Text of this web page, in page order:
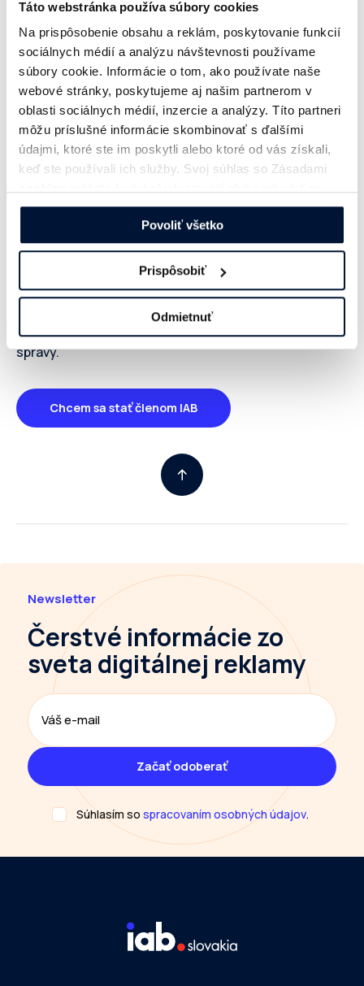
Táto webstránka používa súbory cookies
Na prispôsobenie obsahu a reklám, poskytovanie funkcií
sociálnych médií a analýzu návštevnosti používame
súbory cookie. Informácie o tom, ako používate naše
webové stránky, poskytujeme aj našim partnerom v
oblasti sociálnych médií, inzercie a analýzy. Títo partneri
môžu príslušné informácie skombinovať s ďalšími
údajmi, ktoré ste im poskytli alebo ktoré od vás získali,
keď ste používali ich služby. Svoj súhlas so Zásadami
našej webovej stránke.
Povoliť všetko
Prispôsobiť
Odmietnuť
digitálnych prácDigital Pie. Sme súčasťou veľtrhu
práceProfesia Days, kde vo vlastnom bloku
prednášok o digitálnom marketingu šírime povedomie
o rôznych možnostiach pracovných pozícií v digitále.
#5Informujeme o dianína digital trhu
na Slovensku a vo svete.
Prinášame najnovšie správy z digitálu
prostredníctvom týždenníku o digital novinkách (ktorý
odoberá už viac ako 500 nadšencov slovenského
onlinu) a našich sociálnych sietí –
Facebook,LinkedIn,Twitter. Smeplatformou pre
vzájomnú komunikáciumedzi subjektmi
podnikajúcimi v oblasti internetovej reklamy
a komunikačný kanál s ostatnými profesnými
organizáciami v oblasti internetu či orgánmi štátnej
správy.
Chcem sa stať členom IAB
Newsletter
Čerstvé informáciezo
sveta digitálnej reklamy
Súhlasím sospracovaním osobných údajov.